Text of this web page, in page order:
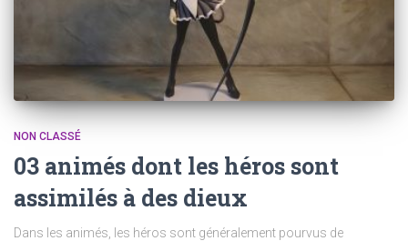
NON CLASSÉ
03 animés dont les héros sont
assimilés à des dieux
Dans les animés, les héros sont généralement pourvus de